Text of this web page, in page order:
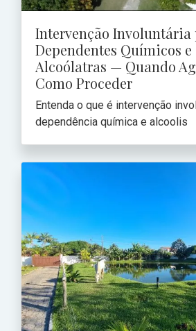
Intervenção Involuntária
Dependentes Químicos e
Alcoólatras — Quando
Como Proceder
Entenda o que é intervenção
dependência química e alcoolis